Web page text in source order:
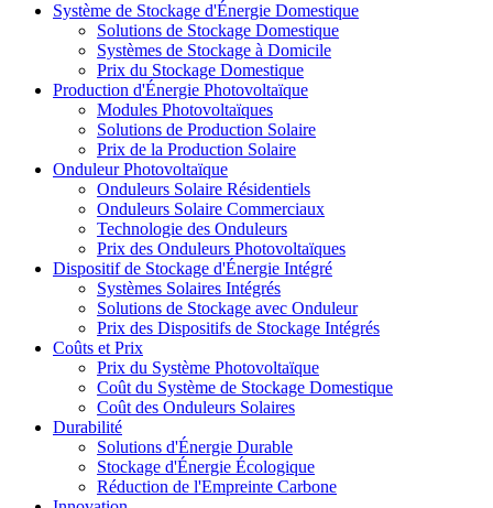
Système de Stockage d'Énergie Domestique
Solutions de Stockage Domestique
Systèmes de Stockage à Domicile
Prix du Stockage Domestique
Production d'Énergie Photovoltaïque
Modules Photovoltaïques
Solutions de Production Solaire
Prix de la Production Solaire
Onduleur Photovoltaïque
Onduleurs Solaire Résidentiels
Onduleurs Solaire Commerciaux
Technologie des Onduleurs
Prix des Onduleurs Photovoltaïques
Dispositif de Stockage d'Énergie Intégré
Systèmes Solaires Intégrés
Solutions de Stockage avec Onduleur
Prix des Dispositifs de Stockage Intégrés
Coûts et Prix
Prix du Système Photovoltaïque
Coût du Système de Stockage Domestique
Coût des Onduleurs Solaires
Durabilité
Solutions d'Énergie Durable
Stockage d'Énergie Écologique
Réduction de l'Empreinte Carbone